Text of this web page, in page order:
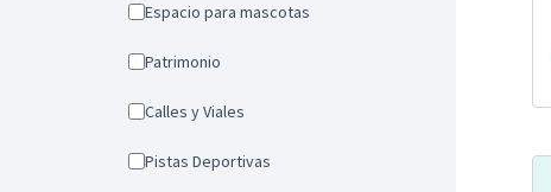
Espacio para mascotas
Patrimonio
Calles y Viales
Pistas Deportivas